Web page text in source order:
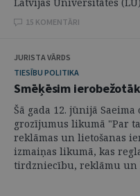
15 KOMENTĀRI
JURISTA VĀRDS
TIESĪBU POLITIKA
Smēķēsim
Šā gada 12. jūnijā
grozījumus likumā "Par
reklāmas un lietošanas
izmaiņas likumā, kas
tirdzniecību, reklāmu un